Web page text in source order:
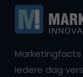
iedere dag